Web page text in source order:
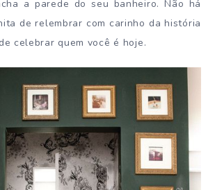
a parede do seu banheiro. Não há
de relembrar com carinho da história
celebrar quem você é hoje.